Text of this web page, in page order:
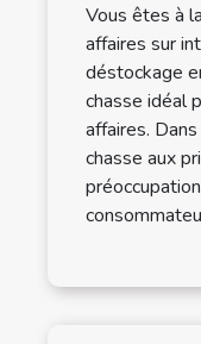
Vous êtes à
affaires sur
déstockage
chasse idéal
affaires.
chasse aux